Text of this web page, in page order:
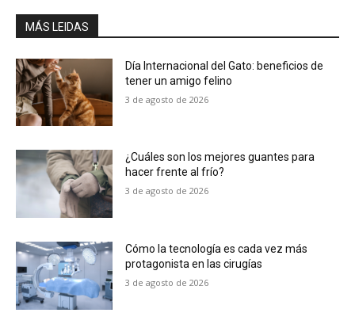
MÁS LEIDAS
Día Internacional del Gato: beneficios de
tener un amigo felino
3 de agosto de 2026
¿Cuáles son los mejores guantes para
hacer frente al frío?
3 de agosto de 2026
Cómo la tecnología es cada vez más
protagonista en las cirugías
3 de agosto de 2026